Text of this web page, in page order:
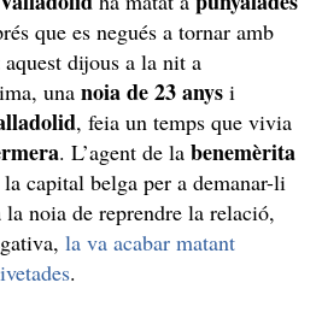
que es negués a tornar amb
dijous a la nit a
una noia de 23 anys i
, feia un temps que vivia
. L’agent de la benemèrita
capital belga per a demanar-li
noia de reprendre la relació,
la va acabar matant
.